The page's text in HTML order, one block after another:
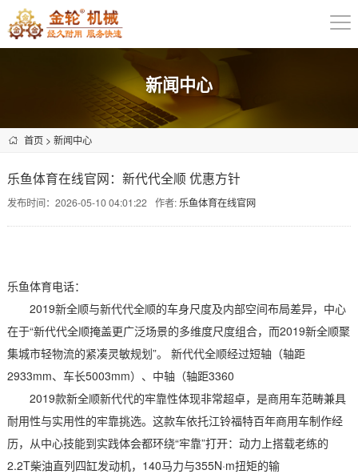
新闻中心
首页> 新闻中心
乐鱼体育在线官网：新代代全顺 优惠方针
发布时间：2026-05-10 04:01:22 作者: 乐鱼体育在线官网
乐鱼体育电话：
2019新全顺与新代代全顺的车身尺度及内部空间布局差异，中心
在于“新代代全顺掩盖更广泛场景的多维度尺度组合，而2019新全顺聚
集城市轻物流的紧凑灵敏规划”。 新代代全顺经过短轴（轴距
2933mm、车长5003mm）、中轴（轴距3360
2019款新全顺新代代的牢靠性体现非常超卓，是商用车范畴兼具
耐用性与实用性的牢靠挑选。这款车依托江铃福特百年商用车制作经
历，从中心技能到实践体会都环绕“牢靠”打开：动力上搭载老练的
2.2T柴油直列四缸发动机，140马力与355N·m扭矩的输